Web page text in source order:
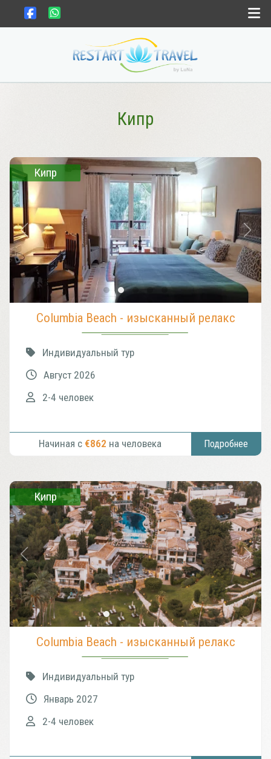
Новости
Контакты
Кипр
Кипр
Columbia Beach - изысканный релакс
Индивидуальный тур
Август 2026
2-4 человек
Начиная с€862 на человека Подробнее
Кипр
Columbia Beach - изысканный релакс
Индивидуальный тур
Январь 2027
2-4 человек